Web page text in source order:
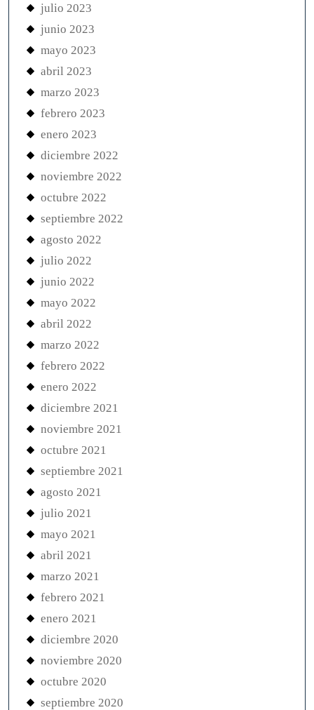
julio 2023
junio 2023
mayo 2023
abril 2023
marzo 2023
febrero 2023
enero 2023
diciembre 2022
noviembre 2022
octubre 2022
septiembre 2022
agosto 2022
julio 2022
junio 2022
mayo 2022
abril 2022
marzo 2022
febrero 2022
enero 2022
diciembre 2021
noviembre 2021
octubre 2021
septiembre 2021
agosto 2021
julio 2021
mayo 2021
abril 2021
marzo 2021
febrero 2021
enero 2021
diciembre 2020
noviembre 2020
octubre 2020
septiembre 2020